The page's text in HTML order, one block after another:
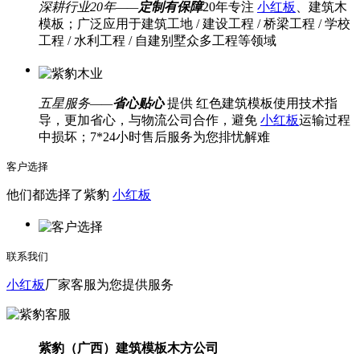
深耕行业20年——定制有保障20年专注 小红板
、建筑木
模板；广泛应用于建筑工地 / 建设工程 / 桥梁工程 / 学校
工程 / 水利工程 / 自建别墅众多工程等领域
五星服务——省心贴心 提供 红色建筑模板使用技术指
导，更加省心，与物流公司合作，避免 小红板运输过程
中损坏；7*24小时售后服务为您排忧解难
客户选择
他们都选择了紫豹 小红板
联系我们
小红板厂家客服为您提供服务
紫豹（广西）建筑模板木方公司